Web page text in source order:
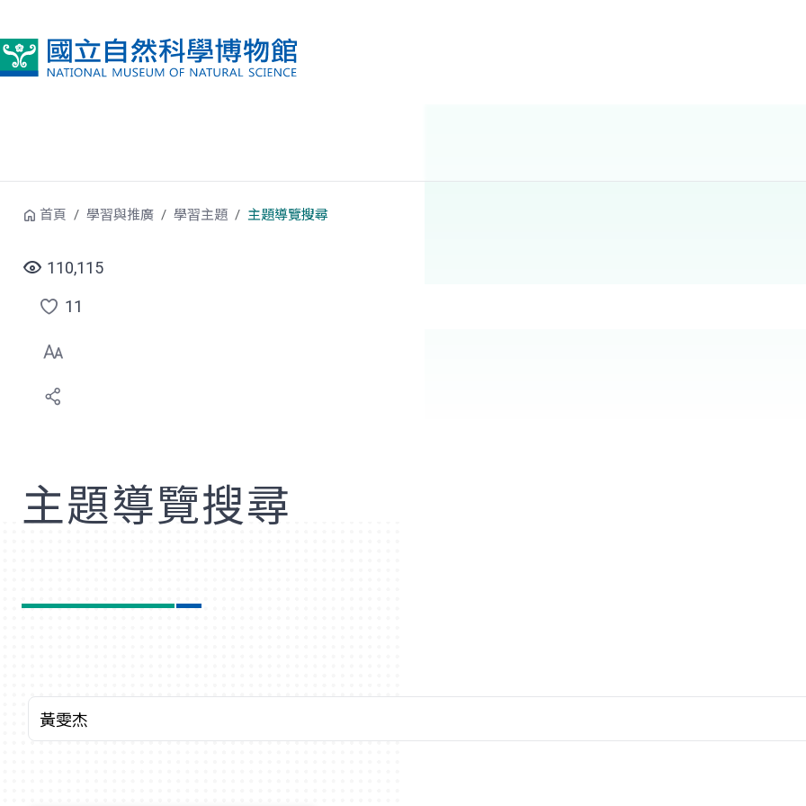
首頁 學習與推廣 學習主題 主題導覽搜尋
110,115
點
選
喜
11
主題導覽搜尋
查詢關鍵字